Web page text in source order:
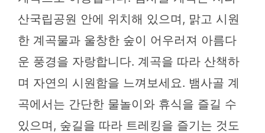
산국립공원 안에 위치해 있으며, 맑고 시원
한 계곡물과 울창한 숲이 어우러져 아름다
운 풍경을 자랑합니다. 계곡을 따라 산책하
며 자연의 시원함을 느껴보세요. 뱀사골 계
곡에서는 간단한 물놀이와 휴식을 즐길 수
있으며, 숲길을 따라 트레킹을 즐기는 것도